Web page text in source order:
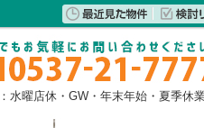
水曜店休・GW・年末年始・夏季休